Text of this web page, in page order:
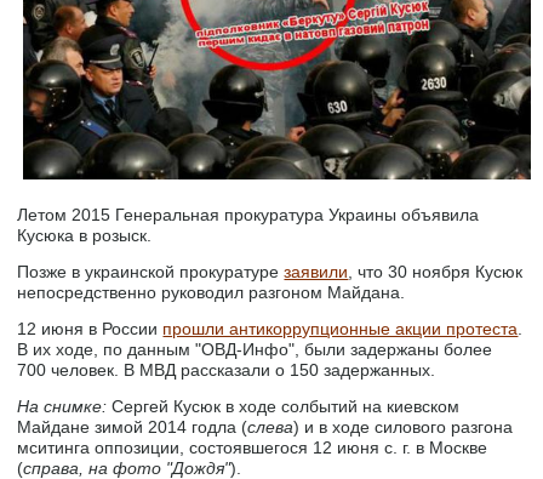
Летом 2015 Генеральная прокуратура Украины объявила
Кусюка в розыск.
Позже в украинской прокуратурезаявили , что 30 ноября Кусюк
непосредственно руководил разгоном Майдана.
12 июня в России прошли антикоррупционные акции протеста
В их ходе, по данным "ОВД-Инфо", были задержаны более
700 человек. В МВД рассказали о 150 задержанных.
На снимке: Сергей Кусюк в ходе солбытий на киевском
Майдане зимой 2014 годла (слева) и в ходе силового разгона
мситинга оппозиции, состоявшегося 12 июня с. г. в Москве
(справа, на фото "Дождя").